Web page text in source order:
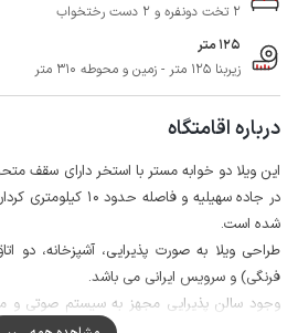
2 تخت دونفره و 2 دست رختخواب
125 متر
زیربنا 125 متر - زمین و محوطه 310 متر
درباره اقامتگاه
این ویلا دو خوابه مستر با استخر دارای سقف
شده است.
طراحی ویلا به صورت پذیرایی، آشپزخانه، دو
فرنگی) و سرویس ایرانی می باشد.
وجود سالن پذیرایی مجهز به سیستم صوتی و